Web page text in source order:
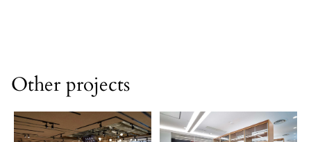
Other projects